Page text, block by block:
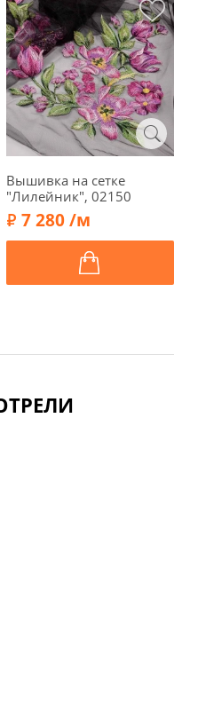
Вышивка на сетке
"Лилейник", 02150
7 280 /м